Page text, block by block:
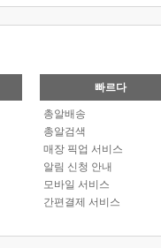
빠르다
총알배송
총알검색
매장 픽업 서비스
알림 신청 안내
모바일 서비스
간편결제 서비스